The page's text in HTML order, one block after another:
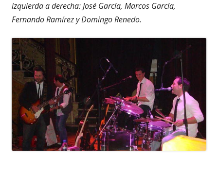
izquierda a derecha: José García, Marcos García,
Fernando Ramírez y Domingo Renedo.